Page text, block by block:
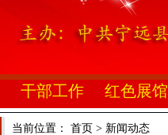
干部工作 红色展馆
当前位置： 首页 > 新闻动态